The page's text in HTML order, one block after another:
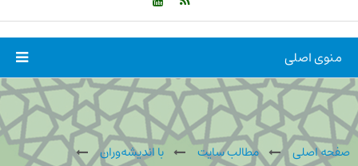
منوی اصلی
صفحه اصلی مطالب سایت
با اندیشه‌وران